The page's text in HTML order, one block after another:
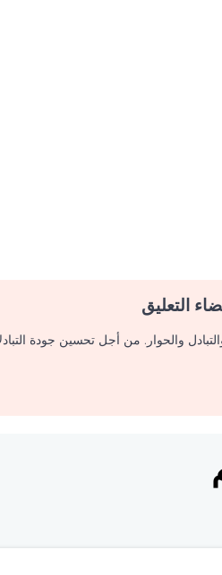
التعليق
والحوار. من أجل تحسين جودة